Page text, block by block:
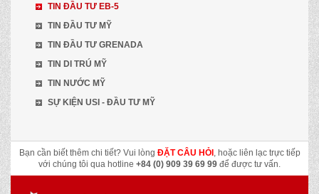
TIN ĐẦU TƯ EB-5
TIN ĐẦU TƯ MỸ
TIN ĐẦU TƯ GRENADA
TIN DI TRÚ MỸ
TIN NƯỚC MỸ
SỰ KIỆN USI - ĐẦU TƯ MỸ
Bạn cần biết thêm chi tiết? Vui lòng ĐẶT CÂU HỎI , hoặc liên lạc trực tiếp
với chúng tôi qua hotline +84 (0) 909 39 69 99 để được tư vấn.